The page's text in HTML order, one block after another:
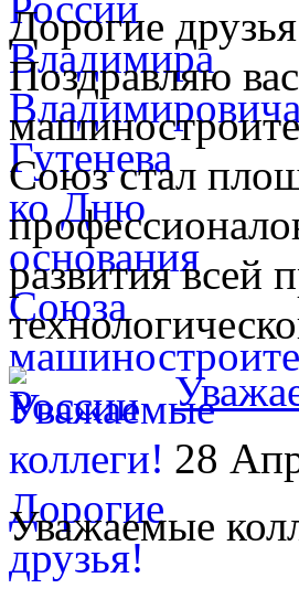
Дорогие
Поздравляю
Союз стал
развития всей
28
Уважаемые